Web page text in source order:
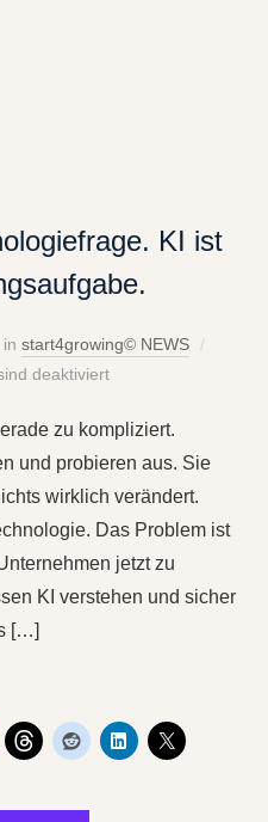
KI ist
in start4growing© NEWS
deaktiviert
zu kompliziert.
und probieren aus. Sie
wirklich verändert.
Das Problem ist
jetzt zu
KI verstehen und sicher
[…]